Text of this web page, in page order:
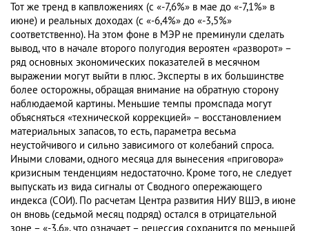
Тот же тренд в капвложениях (с «-7,6%» в мае до «-7,1%» в
июне) и реальных доходах (с «-6,4%» до «-3,5%»
соответственно). На этом фоне в МЭР не преминули сделать
вывод, что в начале второго полугодия вероятен «разворот» –
ряд основных экономических показателей в месячном
выражении могут выйти в плюс. Эксперты в их большинстве
более осторожны, обращая внимание на обратную сторону
наблюдаемой картины. Меньшие темпы промспада могут
объясняться «технической коррекцией» – восстановлением
материальных запасов, то есть, параметра весьма
неустойчивого и сильно зависимого от колебаний спроса.
Иными словами, одного месяца для вынесения «приговора»
кризисным тенденциям недостаточно. Кроме того, не следует
выпускать из вида сигналы от Сводного опережающего
индекса (СОИ). По расчетам Центра развития НИУ ВШЭ, в июне
он вновь (седьмой месяц подряд) остался в отрицательной
зоне – «-3,6», что означает – рецессия сохранится по меньшей